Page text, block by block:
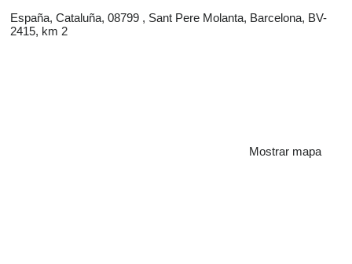
España, Cataluña, 08799 , Sant Pere Molanta, Barcelona, BV-
2415, km 2
Mostrar mapa